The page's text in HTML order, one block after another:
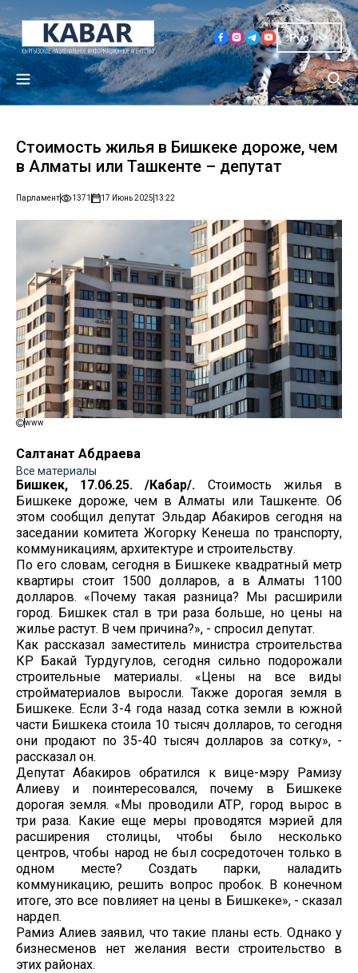
Рус
Стоимость жилья в Бишкеке дороже, чем
в Алматы или Ташкенте – депутат
Парламент 1371 17 Июнь 2025 13:22
www
Салтанат Абдраева
Все материалы
Бишкек, 17.06.25. /Кабар/. Стоимость жилья в
Бишкеке дороже, чем в Алматы или Ташкенте. Об
этом сообщил депутат Эльдар Абакиров сегодня на
заседании комитета Жогорку Кенеша по транспорту,
коммуникациям, архитектуре и строительству.
По его словам, сегодня в Бишкеке квадратный метр
квартиры стоит 1500 долларов, а в Алматы 1100
долларов. «Почему такая разница? Мы расширили
город. Бишкек стал в три раза больше, но цены на
жилье растут. В чем причина?», - спросил депутат.
Как рассказал заместитель министра строительства
КР Бакай Турдугулов, сегодня сильно подорожали
строительные материалы. «Цены на все виды
стройматериалов выросли. Также дорогая земля в
Бишкеке. Если 3-4 года назад сотка земли в южной
части Бишкека стоила 10 тысяч долларов, то сегодня
они продают по 35-40 тысяч долларов за сотку», -
рассказал он.
Депутат Абакиров обратился к вице-мэру Рамизу
Алиеву и поинтересовался, почему в Бишкеке
дорогая земля. «Мы проводили АТР, город вырос в
три раза. Какие еще меры проводятся мэрией для
расширения столицы, чтобы было несколько
центров, чтобы народ не был сосредоточен только в
одном месте? Создать парки, наладить
коммуникацию, решить вопрос пробок. В конечном
итоге, это все повлияет на цены в Бишкеке», - сказал
нардеп.
Рамиз Алиев заявил, что такие планы есть. Однако у
бизнесменов нет желания вести строительство в
этих районах.